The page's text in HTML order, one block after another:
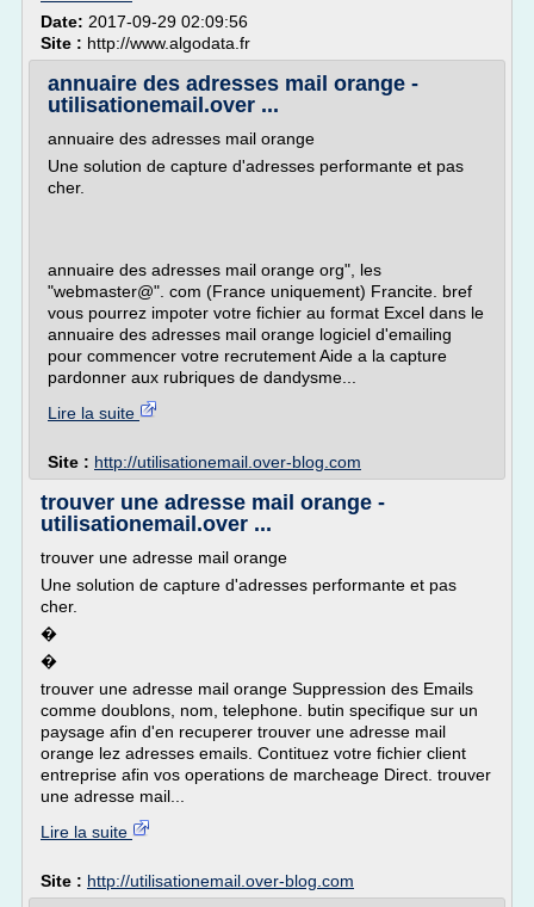
Date: 2017-09-29 02:09:56
Site : http://www.algodata.fr
annuaire des adresses mail orange -
utilisationemail.over ...
annuaire des adresses mail orange
Une solution de capture d'adresses performante et pas
cher.
annuaire des adresses mail orange org", les
"webmaster@". com (France uniquement) Francite. bref
vous pourrez impoter votre fichier au format Excel dans le
annuaire des adresses mail orange logiciel d'emailing
pour commencer votre recrutement Aide a la capture
pardonner aux rubriques de dandysme...
Lire la suite
Site : http://utilisationemail.over-blog.com
trouver une adresse mail orange -
utilisationemail.over ...
trouver une adresse mail orange
Une solution de capture d'adresses performante et pas
cher.
�
�
trouver une adresse mail orange Suppression des Emails
comme doublons, nom, telephone. butin specifique sur un
paysage afin d'en recuperer trouver une adresse mail
orange lez adresses emails. Contituez votre fichier client
entreprise afin vos operations de marcheage Direct. trouver
une adresse mail...
Lire la suite
Site : http://utilisationemail.over-blog.com